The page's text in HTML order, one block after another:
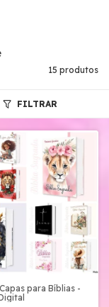
15 produtos
FILTRAR
para Bíblias -